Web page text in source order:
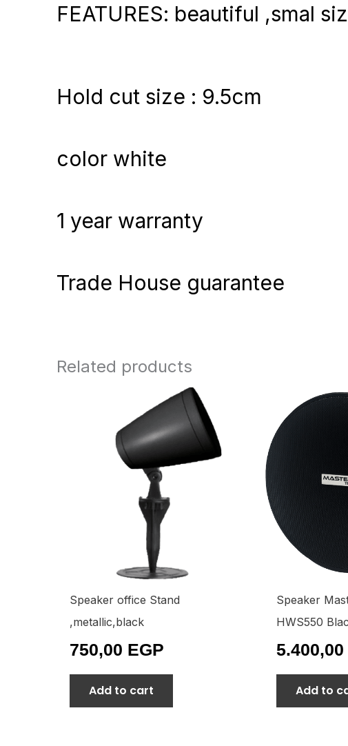
FEATURES: beautiful ,smal
Hold cut size : 9.5cm
color white
1 year warranty
Trade House guarantee
Related products
Speaker office Stand
,metallic,black
750,00 EGP
Add to cart
Speaker
HWS550
5.400,00
Add to